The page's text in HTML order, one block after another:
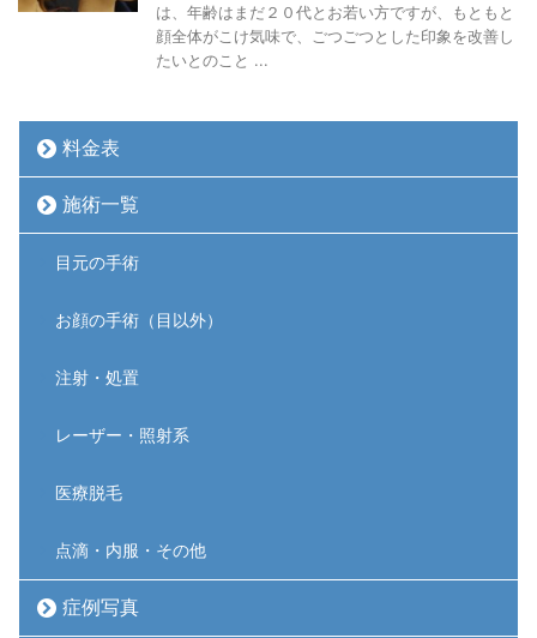
は、年齢はまだ２０代とお若い方ですが、もともと
顔全体がこけ気味で、ごつごつとした印象を改善し
たいとのこと ...
料金表
施術一覧
目元の手術
お顔の手術（目以外）
注射・処置
レーザー・照射系
医療脱毛
点滴・内服・その他
症例写真